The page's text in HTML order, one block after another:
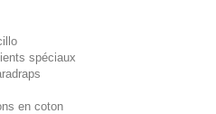
spéciaux
en coton